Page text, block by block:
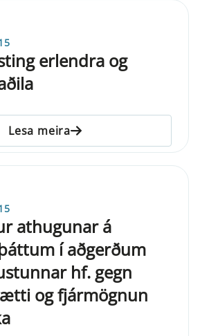
erlendra og
Lesa meira
athugunar á
í aðgerðum
hf. gegn
og fjármögnun